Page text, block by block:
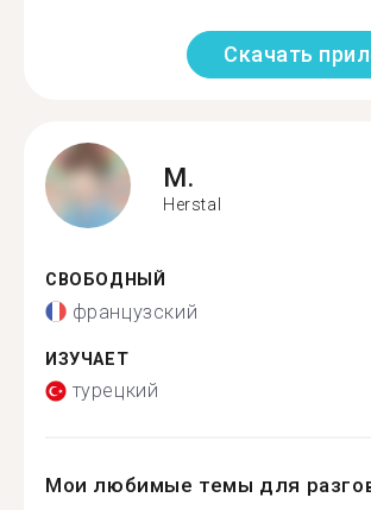
Скачать
M.
Herstal
СВОБОДНЫЙ
французский
ИЗУЧАЕТ
турецкий
Мои любимые темы для